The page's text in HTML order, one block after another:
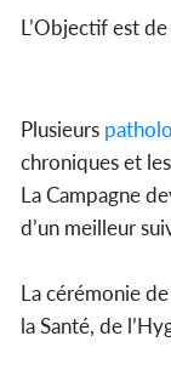
L’Objectif est
Plusieurs
chroniques et
La Campagne
d’un meilleur
La cérémonie
la Santé, de